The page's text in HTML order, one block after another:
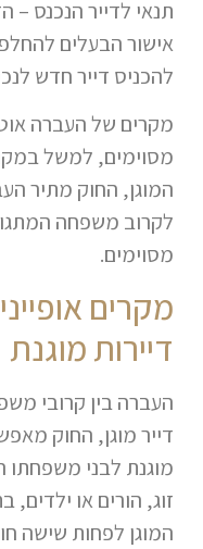
תנאי לדייר הנכנס –
אישור הבעלים
להכניס דייר חדש
מקרים של העברה
מסוימים, למשל
המוגן, החוק מתיר
לקרוב משפחה
מסוימים.
מקרים
דיירות מוגנת
העברה בין קרובי
דייר מוגן, החוק
מוגנת לבני משפחתו
זוג, הורים או
המוגן לפחות שישה